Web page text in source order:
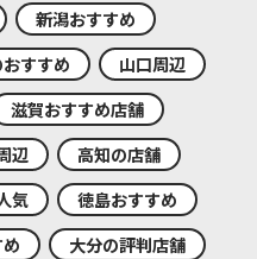
新潟おすすめ
すすめ
山口周辺
滋賀おすすめ店舗
辺
高知の店舗
気
徳島おすすめ
大分の評判店舗